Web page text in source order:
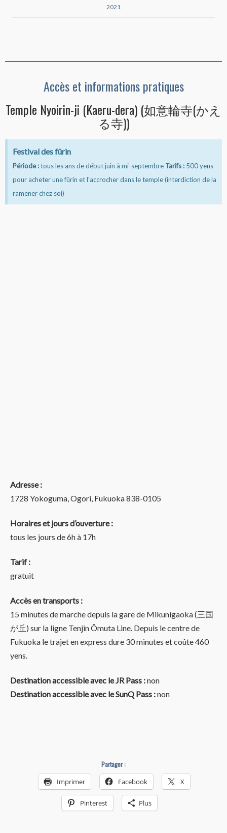
2021
Accès et informations pratiques
Temple Nyoirin-ji (Kaeru-dera) (如意輪寺(かえ
る寺))
Festival des fûrin
Période :tous les ans de début juin à mi-septembre Tarifs : 500 yens
pour acheter une fûrin et l'accrocher dans le temple (interdiction de la
ramener chez soi)
Adresse :
1728 Yokoguma, Ogori, Fukuoka 838-0105
Horaires et jours d’ouverture :
tous les jours de 6h à 17h
Tarif :
gratuit
Accès en transports :
15 minutes de marche depuis la gare de Mikunigaoka (三国
が丘) sur la ligne Tenjin Ômuta Line. Depuis le centre de
Fukuoka le trajet en express dure 30 minutes et coûte 460
yens.
Destination accessible avec le JR Pass :non
Destination accessible avec le SunQ Pass :non
Partager :
Imprimer Facebook X
Pinterest Plus